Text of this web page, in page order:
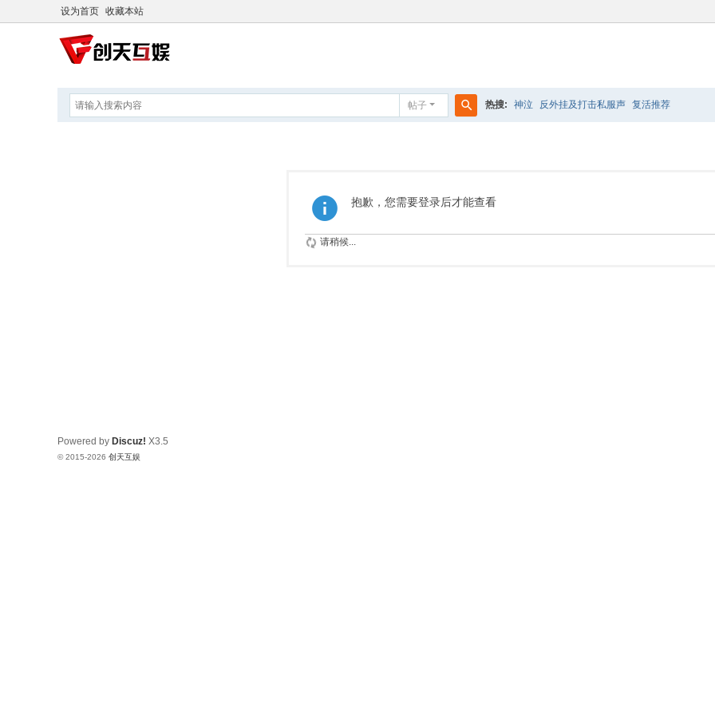
设为首页 收藏本站
帖子 热搜: 神泣 反外挂及打击私服声 复活推荐
抱歉，您需要登录后才能查看
请稍候...
Powered by Discuz! X3.5
© 2015-2026 创天互娱